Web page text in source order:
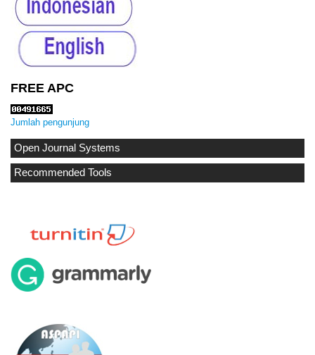
FREE APC
Jumlah pengunjung
Open Journal Systems
Recommended Tools